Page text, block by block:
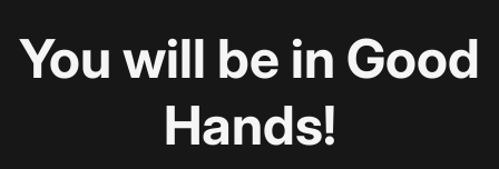
You will be in Good
Hands!